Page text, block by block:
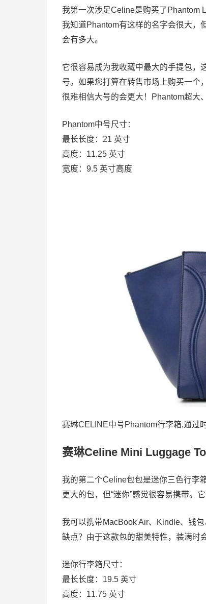
我第一次涉足Celine是购买了Phantom
我知道Phantom有这样的名字会很大，
会有多大。
它很容易成为我收藏中最大的手提包，
号。如果您打算在转售市场上购买一个
很难相信大号的会更大！Phantom超大
Phantom中号尺寸：
最长长度：21 英寸
高度：11.25 英寸
宽度：9.5 英寸高度
赛琳CELINE中号Phantom行李箱,通过
赛琳Celine Mini Luggage
我的第二个Celine包包是迷你三色行李
更大的包，但“迷你”感觉很容易携带。
我可以携带MacBook Air、Kindle、钱
缺点？由于这款包的甜美特性，装满时
迷你行李箱尺寸：
最长长度：19.5 英寸
高度：11.75 英寸